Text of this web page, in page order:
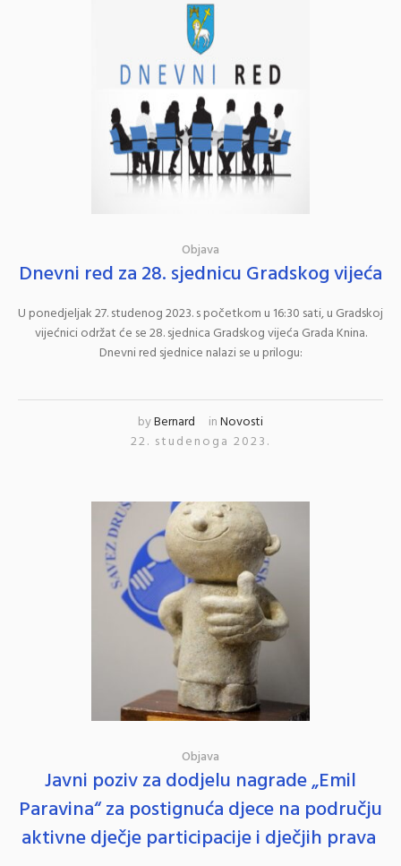
Objava
Dnevni red za 28. sjednicu Gradskog vijeća
U ponedjeljak 27. studenog 2023. s početkom u 16:30 sati, u Gradskoj
vijećnici održat će se 28. sjednica Gradskog vijeća Grada Knina.
Dnevni red sjednice nalazi se u prilogu:
byBernard inNovosti
22. studenoga 2023.
Objava
Javni poziv za dodjelu nagrade „Emil
Paravina“ za postignuća djece na području
aktivne dječje participacije i dječjih prava